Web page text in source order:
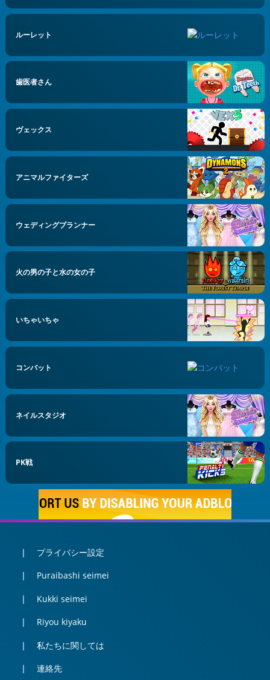
ルーレット
歯医者さん
ヴェックス
アニマルファイターズ
ウェディングプランナー
火の男の子と水の女の子
いちゃいちゃ
コンバット
ネイルスタジオ
PK戦
プライバシー設定
Puraibashi seimei
Kukki seimei
Riyou kiyaku
私たちに関しては
連絡先